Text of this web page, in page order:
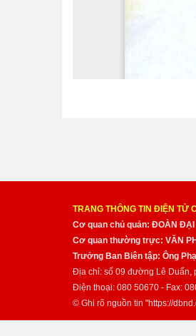
TRANG THÔNG TIN ĐIỆN TỬ
Cơ quan chủ quản: ĐOÀN ĐẠI
Cơ quan thường trực: VĂN
Trưởng Ban Biên tập: Ông
Địa chỉ: số 09 đường Lê Duẩn,
Điện thoại: 080 50670 - Fax:
© Ghi rõ nguồn tin "https://